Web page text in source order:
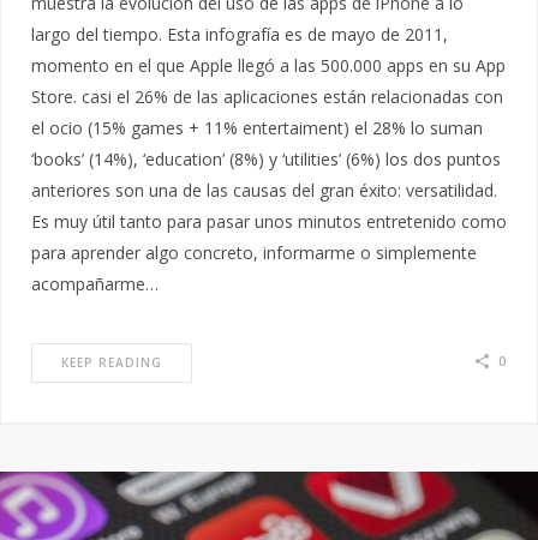
largo del tiempo. Esta infografía es de mayo de 2011,
momento en el que Apple llegó a las 500.000 apps en su App
Store. casi el 26% de las aplicaciones están relacionadas con
el ocio (15% games + 11% entertaiment) el 28% lo suman
‘books’ (14%), ‘education’ (8%) y ‘utilities’ (6%) los dos puntos
anteriores son una de las causas del gran éxito: versatilidad.
Es muy útil tanto para pasar unos minutos entretenido como
para aprender algo concreto, informarme o simplemente
acompañarme…
KEEP READING 0